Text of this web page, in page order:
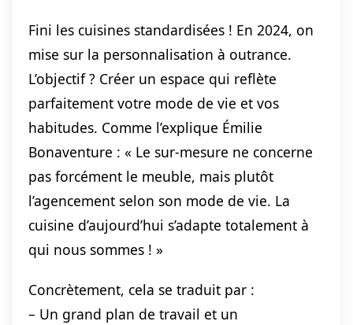
Fini les cuisines standardisées ! En 2024, on
mise sur la personnalisation à outrance.
L’objectif ? Créer un espace qui reflète
parfaitement votre mode de vie et vos
habitudes. Comme l’explique Émilie
Bonaventure : « Le sur-mesure ne concerne
pas forcément le meuble, mais plutôt
l’agencement selon son mode de vie. La
cuisine d’aujourd’hui s’adapte totalement à
qui nous sommes ! »
Concrètement, cela se traduit par :
– Un grand plan de travail et un